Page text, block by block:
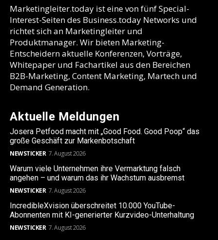
Marketingleiter.today ist eine von fünf Special-
Interest-Seiten des Business.today Networks und
richtet sich an Marketingleiter und
Produktmanager. Wir bieten Marketing-
Entscheidern aktuelle Konferenzen, Vorträge,
Whitepaper und Fachartikel aus den Bereichen
B2B-Marketing, Content Marketing, Martech und
Demand Generation.
Aktuelle Meldungen
Josera Petfood macht mit „Good Food. Good Poop“ das
große Geschäft zur Markenbotschaft
NEWSTICKER 7. August 2026
Warum viele Unternehmen ihre Vermarktung falsch
angehen – und warum das ihr Wachstum ausbremst
NEWSTICKER 7. August 2026
IncredibleXvision überschreitet 10.000 YouTube-
Abonnenten mit KI-generierter Kurzvideo-Unterhaltung
NEWSTICKER 7. August 2026